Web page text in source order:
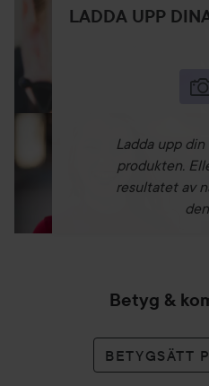
LADDA UPP
Ladda upp
produkten.
resultatet av
Betyg &
BETYGSÄTT